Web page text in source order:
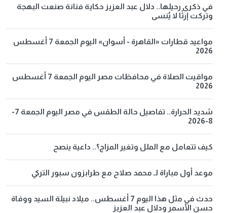
في ذكرى رحيلها.. دلال عبد العزيز حكاية فنانة صنعت البهجة
وتركت إرثًا لا يُنسى
مواعيد قطارات «القاهرة - أسوان» اليوم الجمعة 7 أغسطس
2026
مواقيت الصلاة في محافظات مصر اليوم الجمعة 7 أغسطس
2026
شديد الحرارة.. تفاصيل حالة الطقس في مصر اليوم الجمعة 7-
8-2026
كيف تتعامل مع الملل وتغير المزاج؟.. داعية ينصح
موعد أول مباراة لـ محمد صلاح مع طرابزون سبور التركي
حدث في مثل هذا اليوم 7 أغسطس.. ميلاد نبيلة السيد ووفاة
حسن الأسمر ودلال عبد العزيز